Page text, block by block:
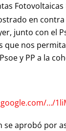
en
junto con el
que nos
y PP a la
…/
se aprobó por